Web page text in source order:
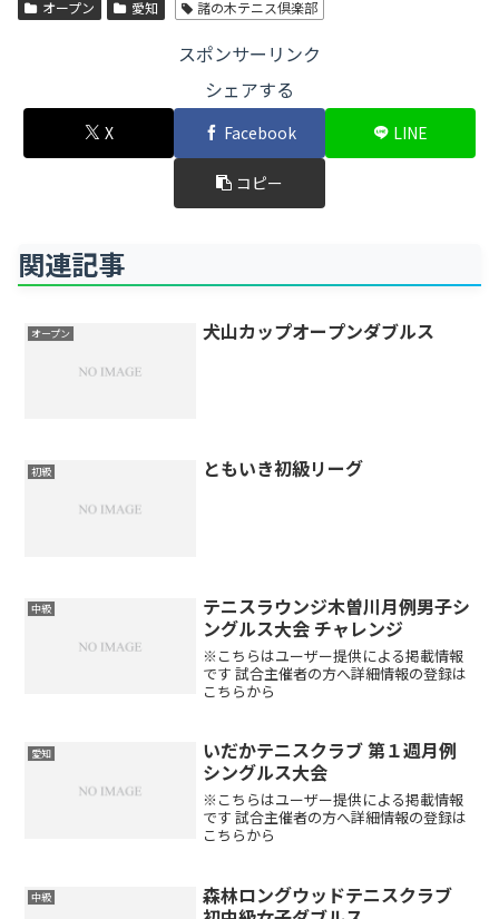
オープン 愛知 諸の木テニス倶楽部
スポンサーリンク
シェアする
X Facebook LINE
コピー
関連記事
オープン 犬山カップオープンダブルス
初級 ともいき初級リーグ
中級
テニスラウンジ木曽川月例男子シ
ングルス大会 チャレンジ
※こちらはユーザー提供による掲載情報
です 試合主催者の方へ詳細情報の登録は
こちらから
愛知
いだかテニスクラブ 第１週月例
シングルス大会
※こちらはユーザー提供による掲載情報
です 試合主催者の方へ詳細情報の登録は
こちらから
中級
森林ロングウッドテニスクラブ